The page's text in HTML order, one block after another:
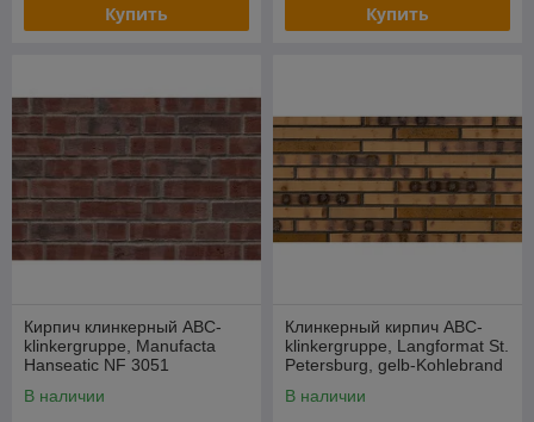
Купить Купить
Кирпич клинкерный ABC-
klinkergruppe, Manufacta
Hanseatic NF 3051
В наличии
Клинкерный кирпич ABC-
klinkergruppe, Langformat St.
Petersburg, gelb-Kohlebrand
В наличии